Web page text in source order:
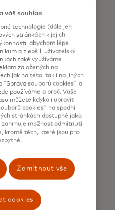
Nizozemsku,
v oblasti
nových
& malých a
evropské
soutěží,
do října v
soutěžit
vybráni dva
utká ve
konci roku v
váš souhlas
technologie (dále jen
stránkách k jejich
abychom lépe
a zlepšili uživatelský
také využíváme
založených na
jak na této, tak i na jiných
"Správa souborů cookies" a
používáme a proč. Vaše
můžete kdykoli upravit
cookies" na spodní
stránkách dostupné jako
možnost odmítnutí
kromě těch, které jsou pro
Zamítnout vše
cookies